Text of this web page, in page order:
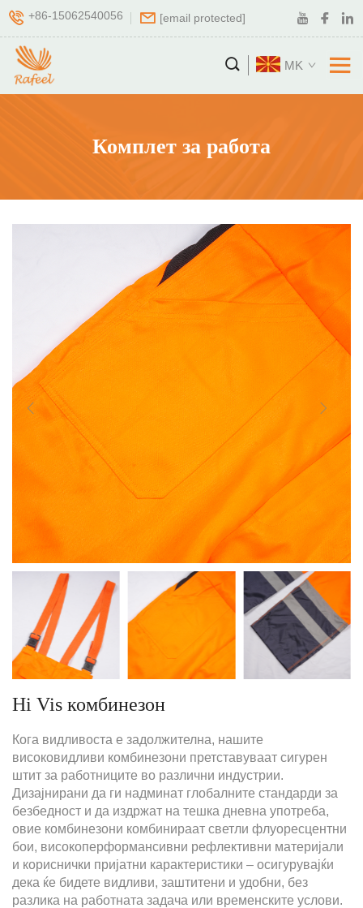
+86-15062540056 [email protected]
MK
Комплет за работа
Hi Vis комбинезон
Кога видливоста е задолжителна, нашите
високовидливи комбинезони претставуваат сигурен
штит за работниците во различни индустрии.
Дизајнирани да ги надминат глобалните стандарди за
безбедност и да издржат на тешка дневна употреба,
овие комбинезони комбинираат светли флуоресцентни
бои, високоперформансивни рефлективни материјали
и кориснички пријатни карактеристики – осигурувајќи
дека ќе бидете видливи, заштитени и удобни, без
разлика на работната задача или временските услови.